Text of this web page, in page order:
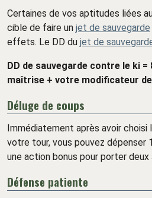
Certaines de vos aptitudes liées
cible de faire un jet de sauvegarde
effets. Le DD du jet de
DD de sauvegarde contre le ki
maîtrise + votre modificateur
Déluge de coups
Immédiatement après avoir choisi
votre tour, vous pouvez dépenser
une action bonus pour porter deux
Défense patiente